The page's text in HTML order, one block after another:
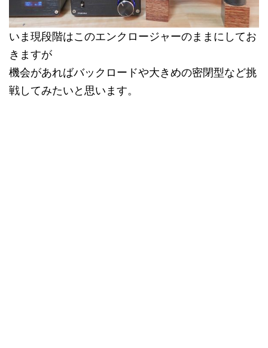
いま現段階はこのエンクロージャーのままにしてお
きますが
機会があればバックロードや大きめの密閉型など挑
戦してみたいと思います。